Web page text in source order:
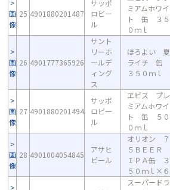
画
像
25 4901880201487
サッポ
ロビー
ル
ミアムホワイ
ト 缶 ３５
０ｍｌ
画
像
26 4901777365926
サント
リーホ
ールデ
ィング
ス
ほろよい 夏
ライチ 缶
３５０ｍｌ
画
像
27 4901880201494
サッポ
ロビー
ル
ヱビス プレ
ミアムホワイ
ト 缶 ５０
０ｍｌ
画
像
28 4901004054845
アサヒ
ビール
オリオン ７
５ＢＥＥＲ
ＩＰＡ缶 ３
５０ｍｌ×６
スーパードラ